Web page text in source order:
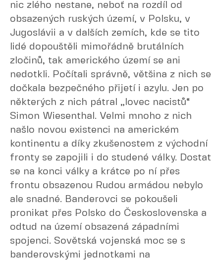
nic zlého nestane, neboť na rozdíl od
obsazených ruských území, v Polsku, v
Jugoslávii a v dalších zemích, kde se tito
lidé dopouštěli mimořádně brutálních
zločinů, tak amerického území se ani
nedotkli. Počítali správně, většina z nich se
dočkala bezpečného přijetí i azylu. Jen po
některých z nich pátral „lovec nacistů“
Simon Wiesenthal. Velmi mnoho z nich
našlo novou existenci na americkém
kontinentu a díky zkušenostem z východní
fronty se zapojili i do studené války. Dostat
se na konci války a krátce po ní přes
frontu obsazenou Rudou armádou nebylo
ale snadné. Banderovci se pokoušeli
pronikat přes Polsko do Československa a
odtud na území obsazená západními
spojenci. Sovětská vojenská moc se s
banderovskými jednotkami na